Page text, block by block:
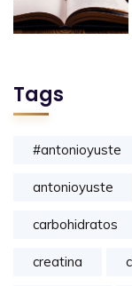
Tags
#antonioyuste
antonioyuste
carbohidratos
creatina